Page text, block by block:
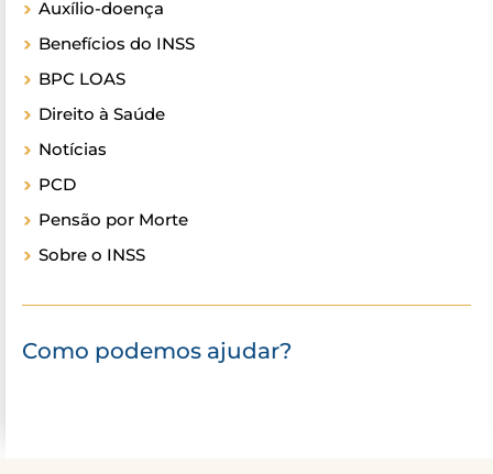
Auxílio-doença
Benefícios do INSS
BPC LOAS
Direito à Saúde
Notícias
PCD
Pensão por Morte
Sobre o INSS
Como podemos ajudar?